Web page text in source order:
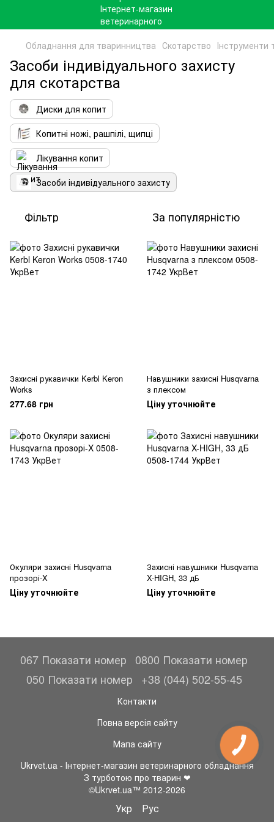
Обладнання для тваринництва Скотарство Інструменти
Засоби індивідуального захисту
для скотарства
Диски для копит
Копитні ножі, рашпілі, щипці
Лікування копит
Засоби індивідуального захисту
Фільтр За популярністю
Захисні рукавички Kerbl Keron
Works
277.68 грн
Навушники захисні Husqvarna
з плексом
Ціну уточнюйте
Окуляри захисні Husqvarna
прозорі-X
Ціну уточнюйте
Захисні навушники Husqvarna
X-HIGH, 33 дБ
Ціну уточнюйте
067 Показати номер
0800 Показати номер
050 Показати номер
+38 (044) 502-55-45
Контакти
Повна версія сайту
Мапа сайту
Ukrvet.ua - Інтернет-магазин ветеринарного обладнання
З турботою про тварин ❤
©Ukrvet.ua™ 2012-2026
Укр Рус